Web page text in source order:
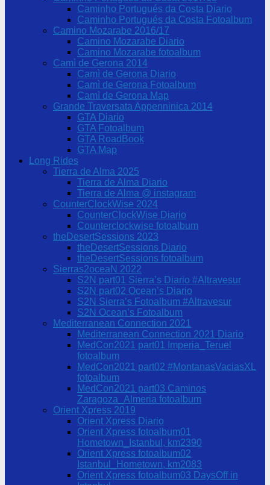
Caminho Portugués da Costa Diario
Caminho Portugués da Costa Fotoalbum
Camino Mozarabe 2016/17
Camino Mozarabe Diario
Camino Mozarabe fotoalbum
Camì de Gerona 2014
Camì de Gerona Diario
Camì de Gerona Fotoalbum
Camì de Gerona Map
Grande Traversata Appenninica 2014
GTA Diario
GTA Fotoalbum
GTA RoadBook
GTA Map
Long Rides
Tierra de Alma 2025
Tierra de Alma Diario
Tierra de Alma @ instagram
CounterClockWise 2024
CounterClockWise Diario
Counterclockwise fotoalbum
theDesertSessions 2023
theDesertSessions Diario
theDesertSessions fotoalbum
Sierras2oceaN 2022
S2N part01 Sierra’s Diario #Altravesur
S2N part02 Ocean’s Diario
S2N Sierra’s Fotoalbum #Altravesur
S2N Ocean’s Fotoalbum
Mediterranean Connection 2021
Mediterranean Connection 2021 Diario
MedCon2021 part01 Imperia_Teruel
fotoalbum
MedCon2021 part02 #MontanasVaciasXL
fotoalbum
MedCon2021 part03 Caminos
Zaragoza_Almeria fotoalbum
Orient Xpress 2019
Orient Xpress Diario
Orient Xpress fotoalbum01
Hometown_Istanbul, km2390
Orient Xpress fotoalbum02
Istanbul_Hometown, km2083
Orient Xpress fotoalbum03 DaysOff in